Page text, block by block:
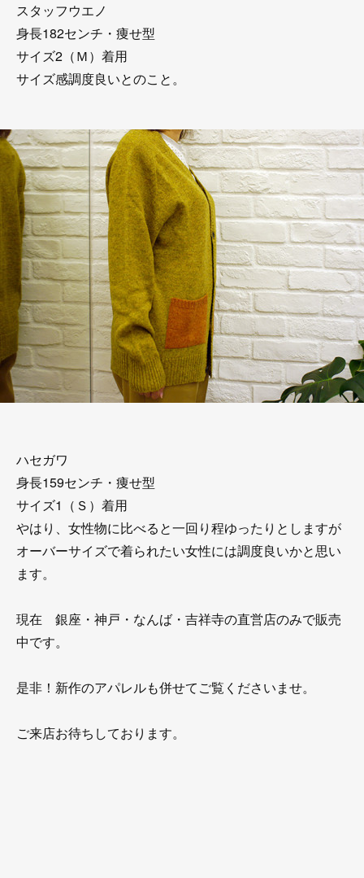
スタッフウエノ
身長182センチ・痩せ型
サイズ2（Ｍ）着用
サイズ感調度良いとのこと。
ハセガワ
身長159センチ・痩せ型
サイズ1（Ｓ）着用
やはり、女性物に比べると一回り程ゆったりとしますが
オーバーサイズで着られたい女性には調度良いかと思い
ます。
現在 銀座・神戸・なんば・吉祥寺の直営店のみで販売
中です。
是非！新作のアパレルも併せてご覧くださいませ。
ご来店お待ちしております。